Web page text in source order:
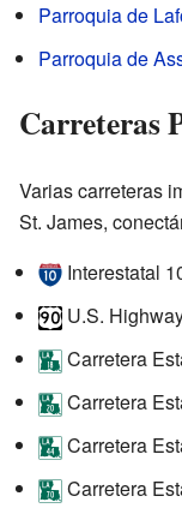
Parroquia de
Parroquia de
Carreteras
Varias carreteras
St. James,
Interestatal
U.S.
Carretera
Carretera
Carretera
Carretera